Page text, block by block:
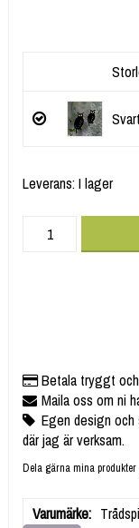
Leverans:I lager
Betala tryggt
Maila oss om ni
Egen design och
där jag är verksam.
Dela gärna mina produkter
Varumärke